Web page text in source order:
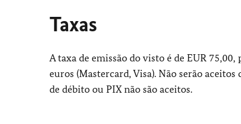
Taxas
A taxa de emissão do visto é de EUR
euros (Mastercard, Visa). Não serão
de débito ou PIX não são aceitos.